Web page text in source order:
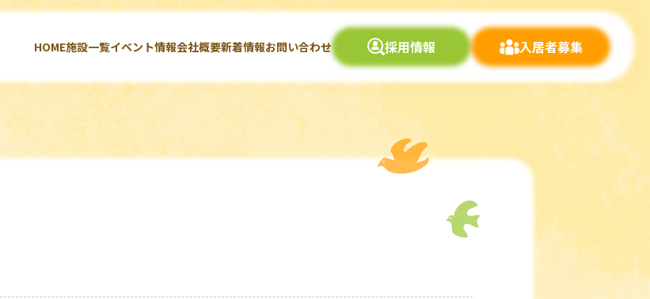
HOME施設一覧イベント情報会社概要新着情報お問い合わせ 採用情報 入居者募集